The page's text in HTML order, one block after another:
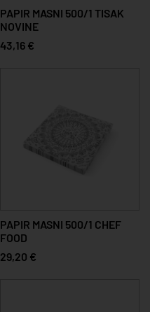
PAPIR MASNI 500/1 TISAK
NOVINE
43,16 €
PAPIR MASNI 500/1 CHEF
FOOD
29,20 €